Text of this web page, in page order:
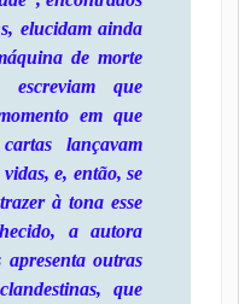
elucidam ainda
de morte
escreviam que
em que
lançavam
e, então, se
à tona esse
a autora
outras
que